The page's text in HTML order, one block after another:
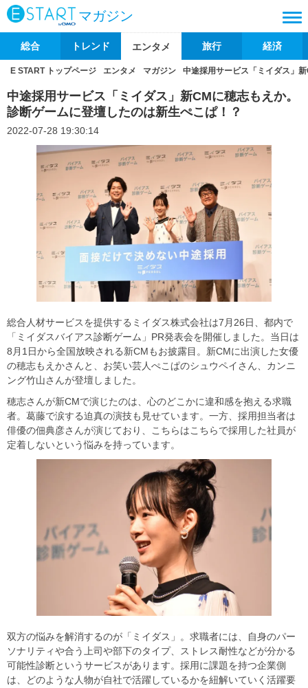
マガジン
総合 トレンド エンタメ 旅行 経済
E START トップページ エンタメ マガジン 中途採用サービス「ミイダス」
中途採用サービス「ミイダス」新CMに穂志もえか。
診断ゲームに登壇したのは新生ぺこぱ！？
2022-07-28 19:30:14
総合人材サービスを提供するミイダス株式会社は7月26日、都内で
「ミイダスバイアス診断ゲーム」PR発表会を開催しました。当日は
8月1日から全国放映される新CMもお披露目。新CMに出演した女優
の穂志もえかさんと、お笑い芸人ぺこぱのシュウペイさん、カンニ
ング竹山さんが登壇しました。
穂志さんが新CMで演じたのは、心のどこかに違和感を抱える求職
者。葛藤で涙する迫真の演技も見せています。一方、採用担当者は
俳優の佃典彦さんが演じており、こちらはこちらで採用した社員が
定着しないという悩みを持っています。
双方の悩みを解消するのが「ミイダス」。求職者には、自身のパー
ソナリティや合う上司や部下のタイプ、ストレス耐性などが分かる
可能性診断というサービスがあります。採用に課題を持つ企業側
は、どのような人物が自社で活躍しているかを紐解いていく活躍要